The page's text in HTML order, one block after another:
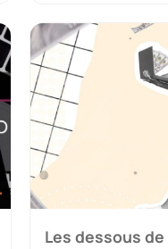
Les dessous